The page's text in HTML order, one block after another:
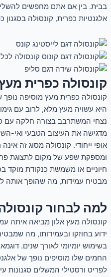
בבית. בין אם אתם מחפשים
אלגנטיות כפרית, קונסולה בסגנון
קונסולה כפרית
קונסולה כפרית מעץ מוסיפה נופך
היא עשויה מעץ מלא, לרוב עם
נצחי המשתרבב בצורה חלקה עם
מדגישה את העיצוב הטבעי ואי-
אופי ייחודי. קונסולה מסוג זה
ומספקת שפע של מקום לתצוגת
חיוניים או משמשת כנקודת מוקד
מבטיח עמידות, מה שהופך אותה
למה לבחור
קונסולה מעץ אלון מביאה איתה
ידוע בחוזקו ובעמידותו, מה
בשימוש יומיומי לאורך שנים.
החמים שלו מוסיפים נופך של
לפריט ורסטילי המשלים סגנונות